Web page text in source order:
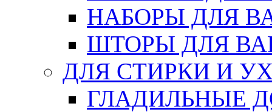
НАБОРЫ ДЛЯ
ШТОРЫ ДЛЯ
ДЛЯ СТИРКИ И
ГЛАДИЛЬНЫЕ